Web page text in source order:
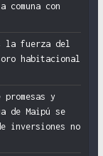
con
la fuerza del
habitacional
y
de Maipú se
inversiones no